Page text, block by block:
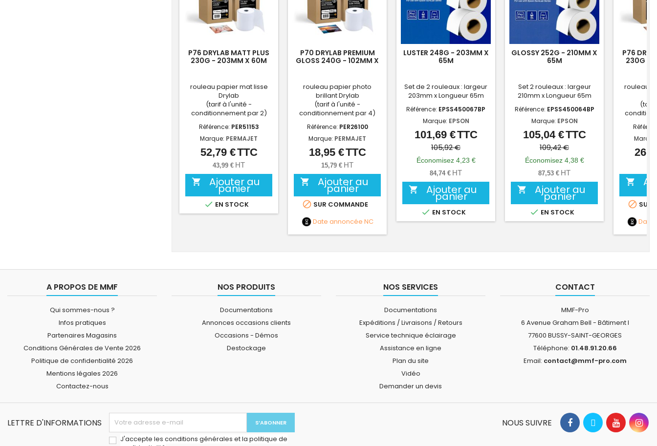
P76 DRYLAB MATT PLUS
230G - 203MM X 60M
rouleau papier mat lisse
Drylab
(tarif à l'unité -
conditionnement par 2)
Référence: PER51153
Marque: PERMAJET
Prix
52,79 €TTC
43,99 € HT
 Ajouter au
panier
 EN STOCK
P70 DRYLAB PREMIUM
GLOSS 240G - 102MM X
rouleau papier photo
brillant Drylab
(tarif à l'unité -
conditionnement par 4)
Référence: PER26100
Marque: PERMAJET
Prix
18,95 €TTC
15,79 € HT
 Ajouter au
panier
 SUR COMMANDE
Date annoncée NC
LUSTER 248G - 203MM X
65M
Set de 2 rouleaux : largeur
203mm x Longueur 65m
Référence: EPSS450067BP
Marque: EPSON
Prix
Prix
de
base
101,69 €TTC
105,92 €
Économisez 4,23 €
84,74 € HT
 Ajouter au
panier
 EN STOCK
GLOSSY 252G - 210MM X
65M
Set 2 rouleaux : largeur
210mm x Longueur 65m
Référence: EPSS450064BP
Marque: EPSON
Prix
Prix
de
base
105,04 €TTC
109,42 €
Économisez 4,38 €
87,53 € HT
 Ajouter au
panier
 EN STOCK
P76
230G -
rouleau
(tarif

 SUR
Date
A PROPOS DE MMF
Qui sommes-nous ?
Infos pratiques
Partenaires Magasins
Conditions Générales de Vente 2026
Politique de confidentialité 2026
Mentions légales 2026
Contactez-nous
NOS PRODUITS
Documentations
Annonces occasions clients
Occasions - Démos
Destockage
NOS SERVICES
Documentations
Expéditions / Livraisons / Retours
Service technique éclairage
Assistance en ligne
Plan du site
Vidéo
Demander un devis
CONTACT
MMF-Pro
6 Avenue Graham Bell - Bâtiment I
77600 BUSSY-SAINT-GEORGES
Téléphone: 01.48.91.20.66
Email: contact@mmf-pro.com
LETTRE D'INFORMATIONS
J'accepte les conditions générales et la politique de
NOUS SUIVRE